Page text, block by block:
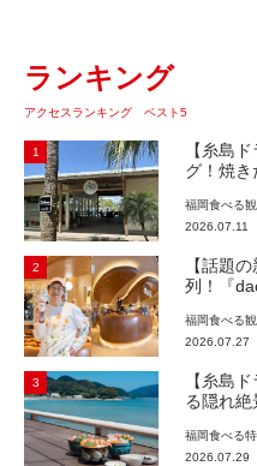
ランキング
アクセスランキング ベスト5
1
【糸島
グ！焼き
Beach
き】
福岡食べる
2026.07.11
2
【話題
列！『
しみ方＆
市博多区
福岡食べる
2026.07.27
3
【糸島
る隠れ絶
堂』（福
福岡食べる
2026.07.29